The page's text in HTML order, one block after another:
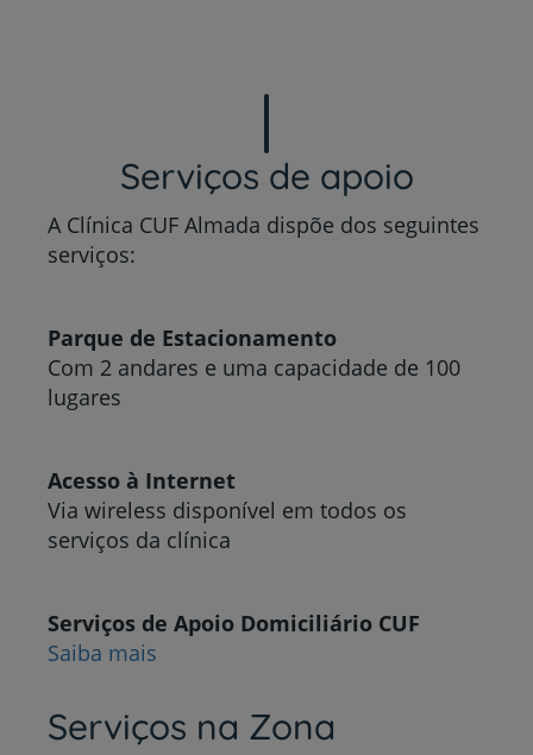
Serviços de apoio
A Clínica CUF Almada dispõe dos seguintes
serviços:
Parque de Estacionamento
Com 2 andares e uma capacidade de 100
lugares
Acesso à Internet
Via wireless disponível em todos os
serviços da clínica
Serviços de Apoio Domiciliário CUF
Saiba mais
Serviços na Zona